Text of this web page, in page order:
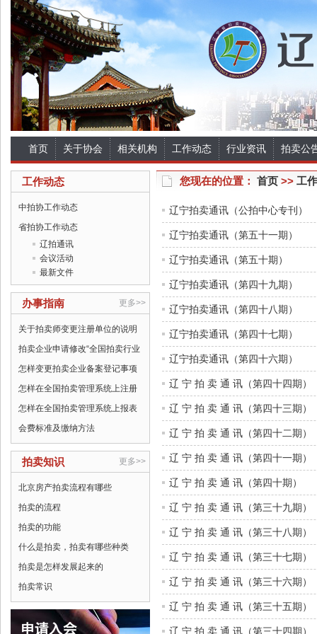
首页 关于协会 相关机构 工作动态 行业资讯 拍卖公
工作动态
中拍协工作动态
省拍协工作动态
辽拍通讯
会议活动
最新文件
更多>>
办事指南
关于拍卖师变更注册单位的说明
拍卖企业申请修改“全国拍卖行业
怎样变更拍卖企业备案登记事项
怎样在全国拍卖管理系统上注册
怎样在全国拍卖管理系统上报表
会费标准及缴纳方法
更多>>
拍卖知识
北京房产拍卖流程有哪些
拍卖的流程
拍卖的功能
什么是拍卖，拍卖有哪些种类
拍卖是怎样发展起来的
拍卖常识
您现在的位置： 首页 >> 工
辽宁拍卖通讯（公拍中心专刊）
辽宁拍卖通讯（第五十一期）
辽宁拍卖通讯（第五十期）
辽宁拍卖通讯（第四十九期）
辽宁拍卖通讯（第四十八期）
辽宁拍卖通讯（第四十七期）
辽宁拍卖通讯（第四十六期）
辽 宁 拍 卖 通 讯（第四十四期）
辽 宁 拍 卖 通 讯（第四十三期）
辽 宁 拍 卖 通 讯（第四十二期）
辽 宁 拍 卖 通 讯（第四十一期）
辽 宁 拍 卖 通 讯（第四十期）
辽 宁 拍 卖 通 讯（第三十九期）
辽 宁 拍 卖 通 讯（第三十八期）
辽 宁 拍 卖 通 讯（第三十七期）
辽 宁 拍 卖 通 讯（第三十六期）
辽 宁 拍 卖 通 讯（第三十五期）
辽 宁 拍 卖 通 讯（第三十四期）